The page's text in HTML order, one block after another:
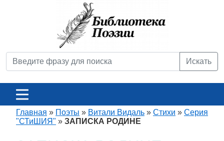
Искать
Главная » Поэты » Витали Видаль » Стихи » Серия
"СТиШИЯ" » ЗАПИСКА РОДИНЕ